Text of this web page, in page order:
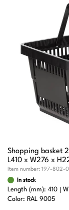
Shopping basket
L410 x W276 x
Item number: 197-802-
In stock
Length (mm): 410
Color: RAL 9005